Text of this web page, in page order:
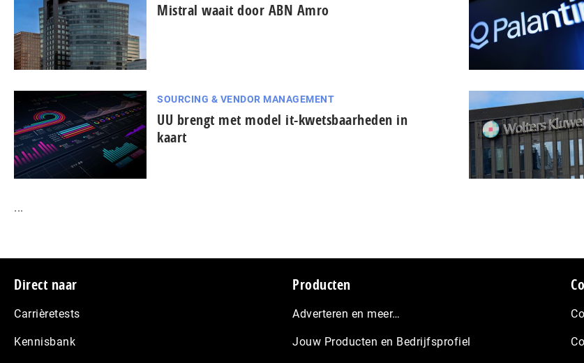
Mistral waait door ABN Amro
SOURCING & VENDOR MANAGEMENT
UU brengt met model it-kwetsbaarheden in
kaart
...
Footer
Direct naar
Carrièretests
Kennisbank
Producten
Adverteren en meer…
Jouw Producten en Bedrijfsprofiel